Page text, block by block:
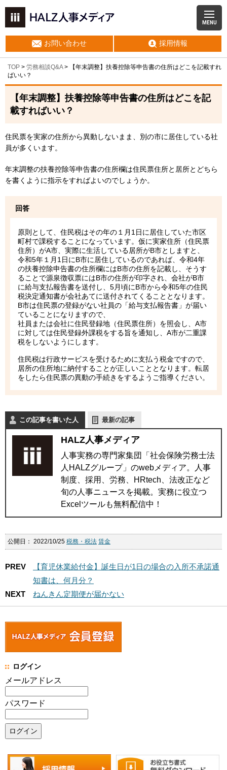
MENU
お問い合わせ 採用情報
TOP > 労務相談Q&A> 【年末調整】扶養控除等申告書の住所はどこを記載すれ
ばいい？
【年末調整】扶養控除等申告書の住所はどこを記
載すればいい？
住民票を実家の住所から異動しないまま、別の市に居住している社
員が多くいます。
年末調整の扶養控除等申告書の住所欄は住民票住所と居所とどちら
を書くように指示をすればよいのでしょうか。
回答
原則として、住民税はその年の１月1日に居住していた市区
町村で課税することになっています。仮に実家住所（住民票
住所）がA市、実際に生活している居所がB市としますと、
令和5年１月1日にB市に居住しているのであれば、令和4年
の扶養控除申告書の住所欄にはB市の住所を記載し、そうす
ることで源泉徴収票にはB市の住所が印字され、会社がB市
に給与支払報告書を送付し、5月頃にB市から令和5年の住民
税決定通知書が会社あてに送付されてくることとなります。
B市は住民票の登録がない社員の「給与支払報告書」が届い
ていることになりますので、
社員または会社に住民登録地（住民票住所）を照会し、A市
に対しては住民登録外課税をする旨を通知し、A市が二重課
税をしないようにします。
住民税は行政サービスを受けるために支払う税金ですので、
居所の住所地に納付することが正しいこととなります。転居
をしたら住民票の異動の手続きをするようご指導ください。
この記事を書いた人 最新の記事
HALZ人事メディア
人事実務の専門家集団「社会保険労務士法
人HALZグループ」のwebメディア。人事
制度、採用、労務、HRtech、法改正など
旬の人事ニュースを掲載。実務に役立つ
Excelツールも無料配信中！
公開日： 2022/10/25 税務・税法 賃金
PREV
【育児休業給付金】誕生日が1日の場合の入所不承諾通
知書は、何月分？
NEXT
ねんきん定期便が届かない
ログイン
メールアドレス
パスワード